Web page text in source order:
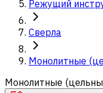
Режущий
Сверла
Монолитные
Монолитные